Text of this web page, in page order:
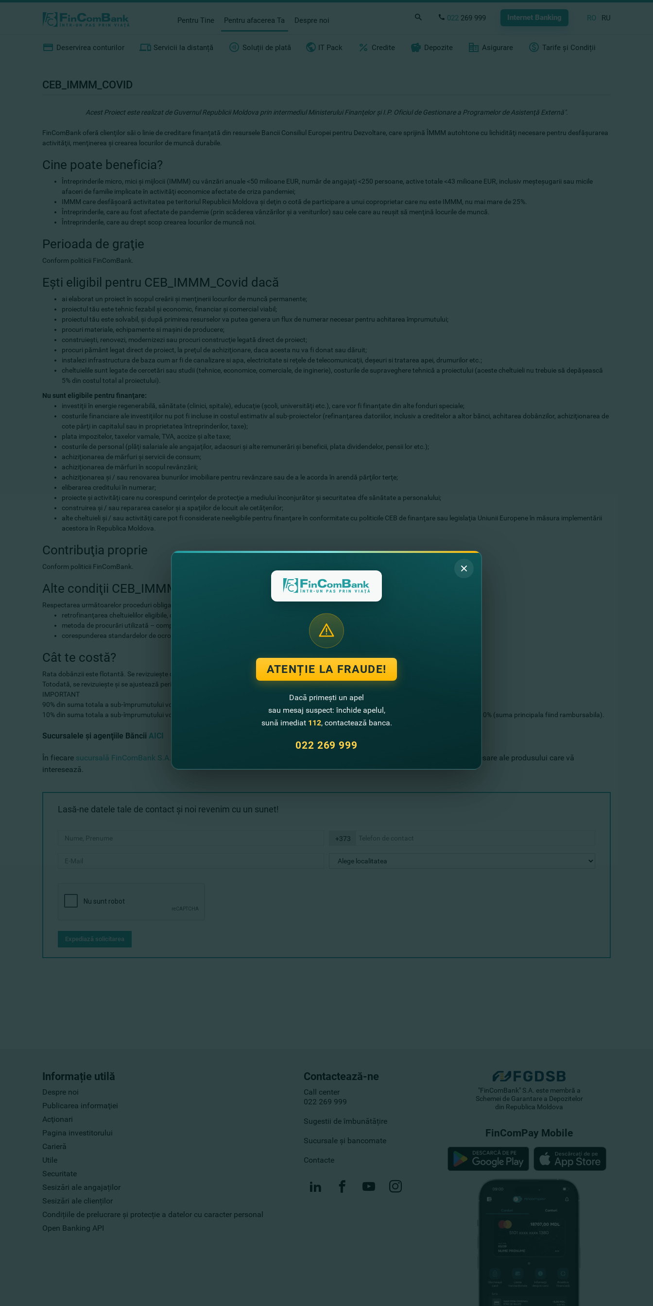
Pentru Tine Pentru afacerea Ta Despre noi 022 269 999 Internet Banking RO RU
Deservirea conturilor Servicii la distanță Soluții de plată IT Pack Credite Depozite Asigurare Tarife și Condiții
CEB_IMMM_COVID
Acest Proiect este realizat de Guvernul Republicii Moldova prin intermediul Ministerului Finanţelor şi I.P. Oficiul de Gestionare a Programelor de Asistenţă Externă".
FinComBank oferă clienţilor săi o linie de creditare finanţată din resursele Bancii Consiliul Europei pentru Dezvoltare, care sprijină ÎMMM autohtone cu lichidităţi necesare pentru desfăşurarea
activităţii, menţinerea şi crearea locurilor de muncă durabile.
Cine poate beneficia?
Întreprinderile micro, mici şi mijlocii (IMMM) cu vânzări anuale <50 milioane EUR, număr de angajaţi <250 persoane, active totale <43 milioane EUR, inclusiv meşteşugarii sau micile
afaceri de familie implicate în activităţi economice afectate de criza pandemiei;
IMMM care desfăşoară activitatea pe teritoriul Republicii Moldova şi deţin o cotă de participare a unui coproprietar care nu este IMMM, nu mai mare de 25%.
Întreprinderile, care au fost afectate de pandemie (prin scăderea vânzărilor şi a veniturilor) sau cele care au reuşit să menţină locurile de muncă.
Întreprinderile, care au drept scop crearea locurilor de muncă noi.
Perioada de graţie
Conform politicii FinComBank.
Eşti eligibil pentru CEB_IMMM_Covid dacă
ai elaborat un proiect în scopul creării şi menţinerii locurilor de muncă permanente;
proiectul tău este tehnic fezabil şi economic, financiar şi comercial viabil;
proiectul tău este solvabil, şi după primirea resurselor va putea genera un flux de numerar necesar pentru achitarea împrumutului;
procuri materiale, echipamente si maşini de producere;
construieşti, renovezi, modernizezi sau procuri construcţie legată direct de proiect;
procuri pământ legat direct de proiect, la preţul de achiziţionare, daca acesta nu va fi donat sau dăruit;
instalezi infrastructura de baza cum ar fi de canalizare si apa, electricitate si reţele de telecomunicaţii, deşeuri si tratarea apei, drumurilor etc.;
cheltuielile sunt legate de cercetări sau studii (tehnice, economice, comerciale, de inginerie), costurile de supraveghere tehnică a proiectului (aceste cheltuieli nu trebuie să depăşească
5% din costul total al proiectului).
Nu sunt eligibile pentru finanţare:
investiţii în energie regenerabilă, sănătate (clinici, spitale), educaţie (şcoli, universităţi etc.), care vor fi finanţate din alte fonduri speciale;
costurile financiare ale investiţiilor nu pot fi incluse in costul estimativ al sub-proiectelor (refinanţarea datoriilor, inclusiv a creditelor a altor bănci, achitarea dobânzilor, achiziţionarea de
cote părţi in capitalul sau in proprietatea întreprinderilor, taxe);
plata impozitelor, taxelor vamale, TVA, accize şi alte taxe;
costurile de personal (plăţi salariale ale angajaţilor, adaosuri şi alte remunerări şi beneficii, plata dividendelor, pensii lor etc.);
achiziţionarea de mărfuri şi servicii de consum;
achiziţionarea de mărfuri în scopul revânzării;
achiziţionarea şi / sau renovarea bunurilor imobiliare pentru revânzare sau de a le acorda în arendă părţilor terţe;
eliberarea creditului în numerar;
proiecte şi activităţi care nu corespund cerinţelor de protecţie a mediului înconjurător şi securitatea dfe sănătate a personalului;
construirea şi / sau repararea caselor şi a spaţiilor de locuit ale cetăţenilor;
alte cheltuieli şi / sau activităţi care pot fi considerate neeligibile pentru finanţare în conformitate cu politicile CEB de finanţare sau legislaţia Uniunii Europene în măsura implementării
acestora în Republica Moldova.
Contribuţia proprie
Conform politicii FinComBank.
Alte condiţii CEB_IMMM_Covid
Respectarea următoarelor proceduri obligatorii:
retrofinanţarea cheltuielilor eligibile, care nu au survenit mai devreme de 01 ianuarie 2020;
metoda de procurări utilizată – compararea a trei oferte de preţ şi selectarea furnizorului care oferă cel mai mic preţ;
corespunderea standardelor de ocrotire a mediului înconjurător.
Cât te costă?
Rata dobânzii este flotantă. Se revizuieşte de către Oficiul de Gestionare a Programelor de Asistenţă Externă (OGPAE) semianual.
Totodată, se revizuieşte şi se ajustează periodic în dependenţă de evoluţia ratei de bază stabilite de Banca Naţională a Moldovei.
IMPORTANT
90% din suma totala a sub-împrumutului vor fi din Fondurile CEB cu dobânda.
10% din suma totala a sub-împrumutului vor fi finanţate din resursele FIDA 3 reflow, FIDA 4 reflow sau FIDA 5 reflow ale OGPAE, cu rata dobânzii de 0% (suma principala fiind rambursabila).
Sucursalele şi agenţiile Băncii AICI
În fiecare sucursală FinComBank S.A.
echipa noastră vă oferă informaţii complete despre funcţionalităţile şi modalităţile de accesare ale produsului care vă
interesează.
Lasă-ne datele tale de contact şi noi revenim cu un sunet!
+373
Expediază solicitarea
Informație utilă
Despre noi
Publicarea informaţiei
Acţionari
Pagina investitorului
Carieră
Utile
Securitate
Sesizări ale angajaților
Sesizări ale clienților
Condițiile de prelucrare și protecție a datelor cu caracter personal
Open Banking API
Contactează-ne
Call center
022 269 999
Sugestii de îmbunătățire
Sucursale și bancomate
Contacte
"FinComBank" S.A. este membră a
Schemei de Garantare a Depozitelor
din Republica Moldova
FinComPay Mobile
ATENȚIE LA FRAUDE!
Dacă primești un apel
sau mesaj suspect: închide apelul,
sună imediat 112, contactează banca.
022 269 999